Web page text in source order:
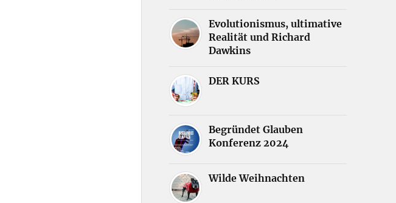
Evolutionismus, ultimative
Realität und Richard
Dawkins
DER KURS
Begründet Glauben
Konferenz 2024
Wilde Weihnachten